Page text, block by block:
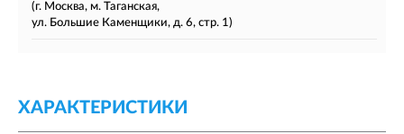
(г. Москва, м. Таганская,
ул. Большие Каменщики, д. 6, стр. 1)
ХАРАКТЕРИСТИКИ